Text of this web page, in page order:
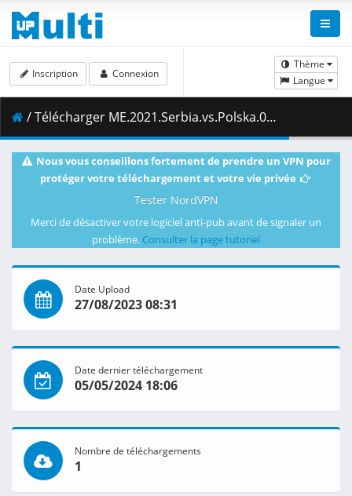
Thème
Langue
Inscription Connexion
/ Télécharger ME.2021.Serbia.vs.Polska.04.09.2021.1080i.PL.HDTV.maraarab.ts ( 10.42 GB )
Nous vous conseillons fortement de prendre un VPN pour
protéger votre téléchargement et votre vie privée
Tester NordVPN
Merci de désactiver votre logiciel anti-pub avant de signaler un
problème. Consulter la page tutoriel
Date Upload
27/08/2023 08:31
Date dernier téléchargement
05/05/2024 18:06
Nombre de téléchargements
1